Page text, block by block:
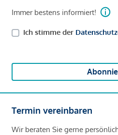
Immer bestens informiert!
Ich stimme der
Termin vereinbaren
Wir beraten Sie gerne